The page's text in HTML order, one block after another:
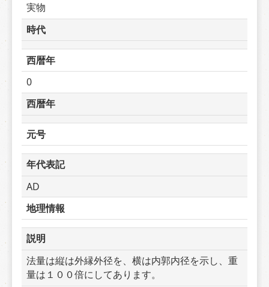
実物
時代
西暦年
0
西暦年
元号
年代表記
AD
地理情報
説明
法量は縦は外縁外径を、横は内郭内径を示し、重
量は１００倍にしてあります。